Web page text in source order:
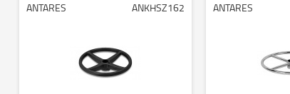
ANTARES ANKHSZ162 ANTARES